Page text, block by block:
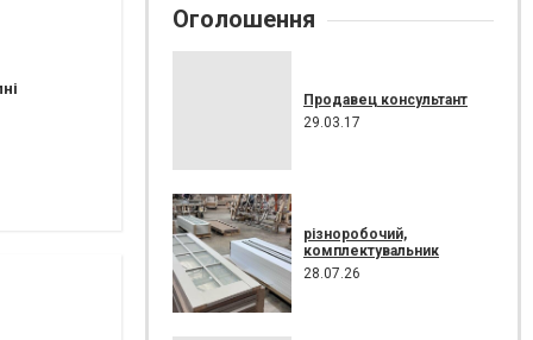
Оголошення
Продавец консультант
29.03.17
різноробочий,
комплектувальник
28.07.26